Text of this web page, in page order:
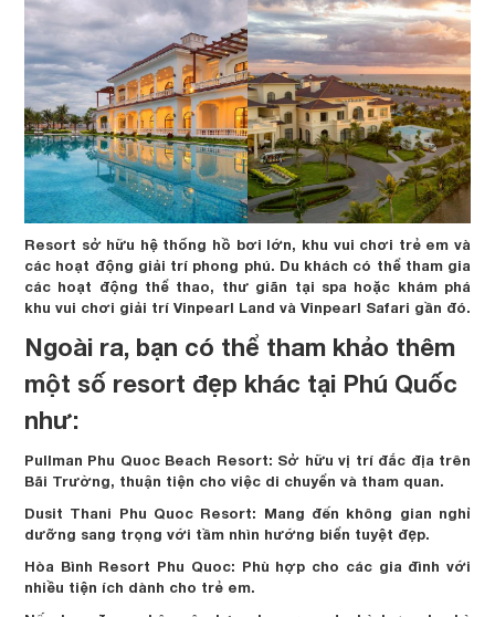
Resort sở hữu hệ thống hồ bơi lớn, khu vui chơi trẻ em và
các hoạt động giải trí phong phú. Du khách có thể tham gia
các hoạt động thể thao, thư giãn tại spa hoặc khám phá
khu vui chơi giải trí Vinpearl Land và Vinpearl Safari gần đó.
Ngoài ra, bạn có thể tham khảo thêm
một số resort đẹp khác tại Phú Quốc
như:
Pullman Phu Quoc Beach Resort: Sở hữu vị trí đắc địa trên
Bãi Trường, thuận tiện cho việc di chuyển và tham quan.
Dusit Thani Phu Quoc Resort: Mang đến không gian nghỉ
dưỡng sang trọng với tầm nhìn hướng biển tuyệt đẹp.
Hòa Bình Resort Phu Quoc: Phù hợp cho các gia đình với
nhiều tiện ích dành cho trẻ em.